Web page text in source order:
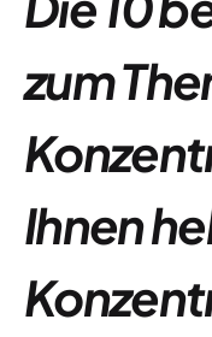
zum
Ihnen